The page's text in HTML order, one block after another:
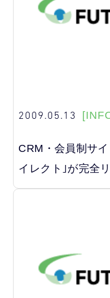
2009.05.13
CRM・会員制サ
イレクト｣が完全